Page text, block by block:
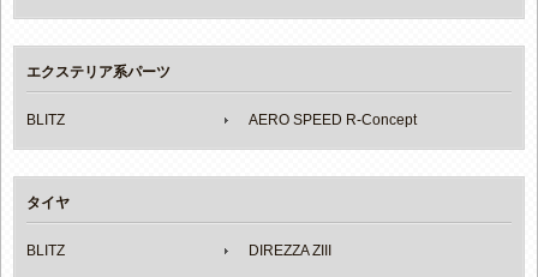
エクステリア系パーツ
BLITZ AERO SPEED R-Concept
タイヤ
BLITZ DIREZZA ZIII